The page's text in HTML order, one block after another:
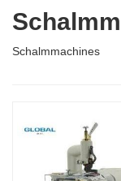
Schalmmachines